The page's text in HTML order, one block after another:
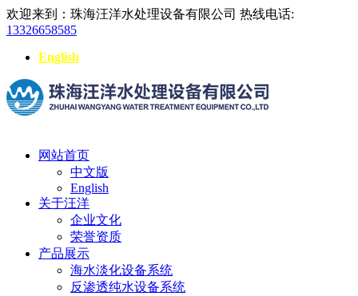
欢迎来到：珠海汪洋水处理设备有限公司 热线电话:
13326658585
English
网站首页
中文版
English
关于汪洋
企业文化
荣誉资质
产品展示
海水淡化设备系统
反渗透纯水设备系统